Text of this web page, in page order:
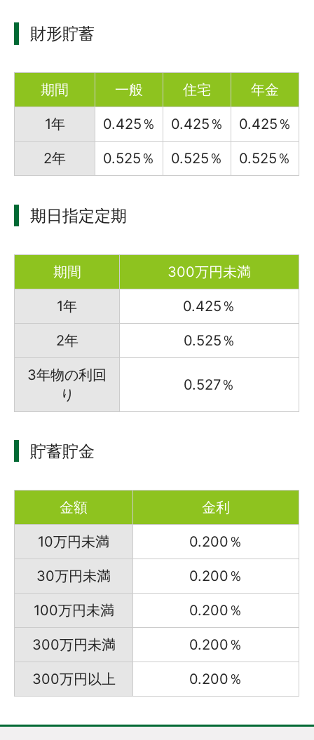
財形貯蓄
期間 一般 住宅 年金
1年 0.425％ 0.425％ 0.425％
2年 0.525％ 0.525％ 0.525％
期日指定定期
期間 300万円未満
1年 0.425％
2年 0.525％
3年物の利回
り
0.527％
貯蓄貯金
金額 金利
10万円未満 0.200％
30万円未満 0.200％
100万円未満 0.200％
300万円未満 0.200％
300万円以上 0.200％